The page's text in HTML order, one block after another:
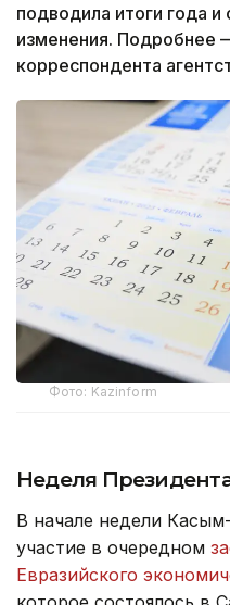
подводила итоги года
изменения. Подробнее
корреспондента
Фото: Kazinform
Неделя
В начале недели
участие в очередном
Евразийского